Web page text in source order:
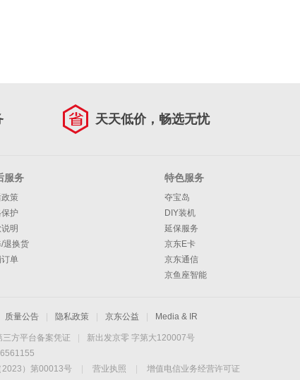
天天低价，畅选无忧
服务
策
护
明
退换货
单
特色服务
夺宝岛
DIY装机
延保服务
京东E卡
京东通信
京鱼座智能
质量公告 隐私政策 京东公益 Media & IR
方平台备案凭证
新出发京零 字第大120007号
2023）第00013号 营业执照
增值电信业务经营许可证